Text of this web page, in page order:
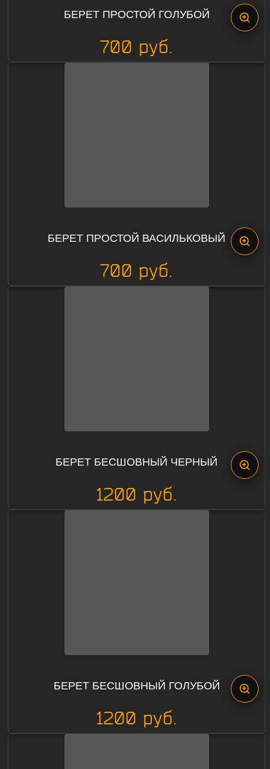
БЕРЕТ ПРОСТОЙ ГОЛУБОЙ
700 руб.
БЕРЕТ ПРОСТОЙ ВАСИЛЬКОВЫЙ
700 руб.
БЕРЕТ БЕСШОВНЫЙ ЧЕРНЫЙ
1200 руб.
БЕРЕТ БЕСШОВНЫЙ ГОЛУБОЙ
1200 руб.